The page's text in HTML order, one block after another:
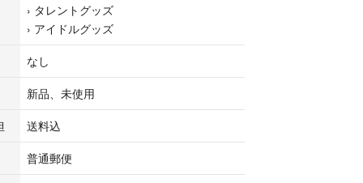
› タレントグッズ
› アイドルグッズ
なし
新品、未使用
送料込
普通郵便